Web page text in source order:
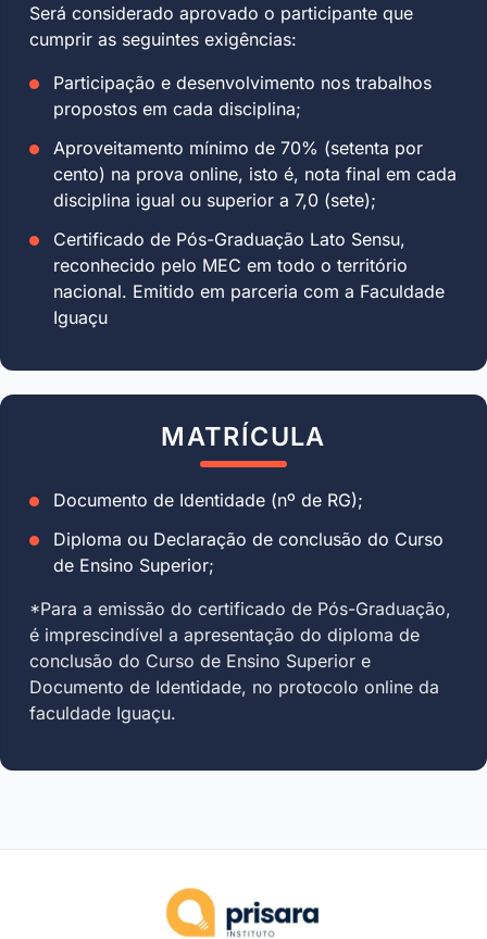
Será considerado aprovado o participante que
cumprir as seguintes exigências:
Participação e desenvolvimento nos trabalhos
propostos em cada disciplina;
Aproveitamento mínimo de 70% (setenta por
cento) na prova online, isto é, nota final em cada
disciplina igual ou superior a 7,0 (sete);
Certificado de Pós-Graduação Lato Sensu,
reconhecido pelo MEC em todo o território
nacional. Emitido em parceria com a Faculdade
Iguaçu
MATRÍCULA
Documento de Identidade (nº de RG);
Diploma ou Declaração de conclusão do Curso
de Ensino Superior;
*Para a emissão do certificado de Pós-Graduação,
é imprescindível a apresentação do diploma de
conclusão do Curso de Ensino Superior e
Documento de Identidade, no protocolo online da
faculdade Iguaçu.